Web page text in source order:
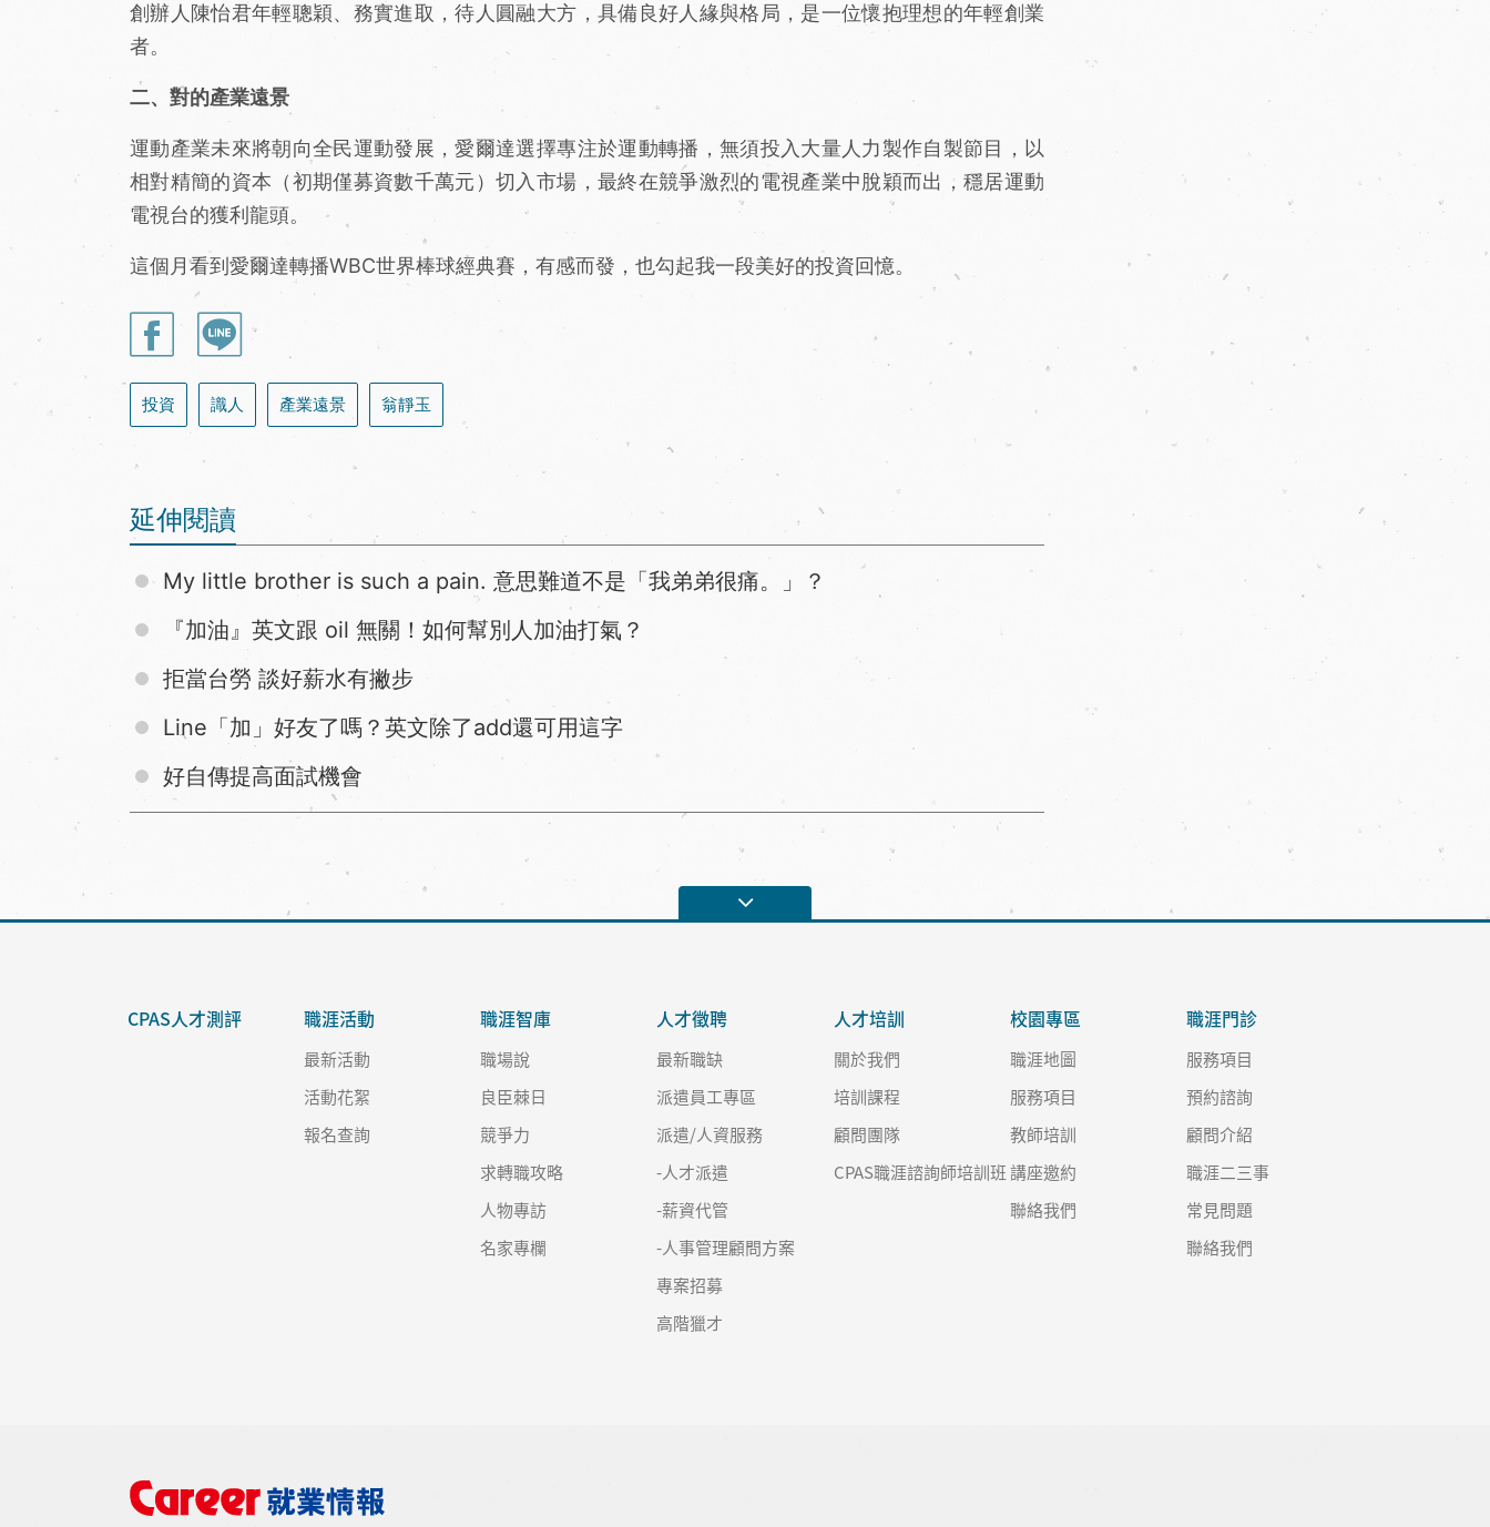
創辦人陳怡君年輕聰穎、務實進取，待人圓融大方，具備良好人緣與格局，是一位懷抱理想的年輕創業
者。
二、對的產業遠景
運動產業未來將朝向全民運動發展，愛爾達選擇專注於運動轉播，無須投入大量人力製作自製節目，以
相對精簡的資本（初期僅募資數千萬元）切入市場，最終在競爭激烈的電視產業中脫穎而出，穩居運動
電視台的獲利龍頭。
這個月看到愛爾達轉播WBC世界棒球經典賽，有感而發，也勾起我一段美好的投資回憶。
投資 識人 產業遠景 翁靜玉
延伸閱讀
My little brother is such a pain. 意思難道不是「我弟弟很痛。」？
『加油』英文跟 oil 無關！如何幫別人加油打氣？
拒當台勞 談好薪水有撇步
Line「加」好友了嗎？英文除了add還可用這字
好自傳提高面試機會
CPAS人才測評 職涯活動
最新活動
活動花絮
報名查詢
職涯智庫
職場說
良臣棘日
競爭力
求轉職攻略
人物專訪
名家專欄
人才徵聘
最新職缺
派遣員工專區
派遣/人資服務
-人才派遣
-薪資代管
-人事管理顧問方案
專案招募
高階獵才
人才培訓
關於我們
培訓課程
顧問團隊
CPAS職涯諮詢師培訓班
校園專區
職涯地圖
服務項目
教師培訓
講座邀約
聯絡我們
職涯門診
服務項目
預約諮詢
顧問介紹
職涯二三事
常見問題
聯絡我們